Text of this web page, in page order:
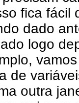
fica fácil
dado
logo
de
outra